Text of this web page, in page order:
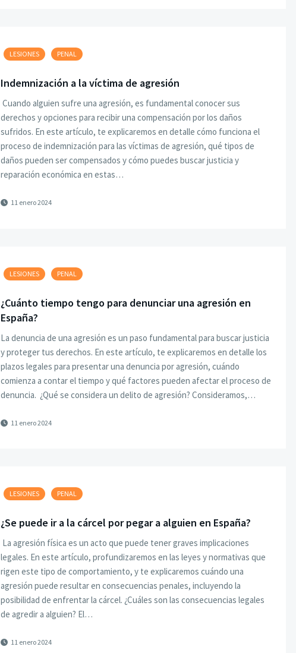
LESIONES PENAL
Indemnización a la víctima de agresión
Cuando alguien sufre una agresión, es fundamental conocer sus
derechos y opciones para recibir una compensación por los daños
sufridos. En este artículo, te explicaremos en detalle cómo funciona el
proceso de indemnización para las víctimas de agresión, qué tipos de
daños pueden ser compensados y cómo puedes buscar justicia y
reparación económica en estas…
11 enero 2024
LESIONES PENAL
¿Cuánto tiempo tengo para denunciar una agresión en
España?
La denuncia de una agresión es un paso fundamental para buscar justicia
y proteger tus derechos. En este artículo, te explicaremos en detalle los
plazos legales para presentar una denuncia por agresión, cuándo
comienza a contar el tiempo y qué factores pueden afectar el proceso de
denuncia. ¿Qué se considera un delito de agresión? Consideramos,…
11 enero 2024
LESIONES PENAL
¿Se puede ir a la cárcel por pegar a alguien en España?
La agresión física es un acto que puede tener graves implicaciones
legales. En este artículo, profundizaremos en las leyes y normativas que
rigen este tipo de comportamiento, y te explicaremos cuándo una
agresión puede resultar en consecuencias penales, incluyendo la
posibilidad de enfrentar la cárcel. ¿Cuáles son las consecuencias legales
de agredir a alguien? El…
11 enero 2024